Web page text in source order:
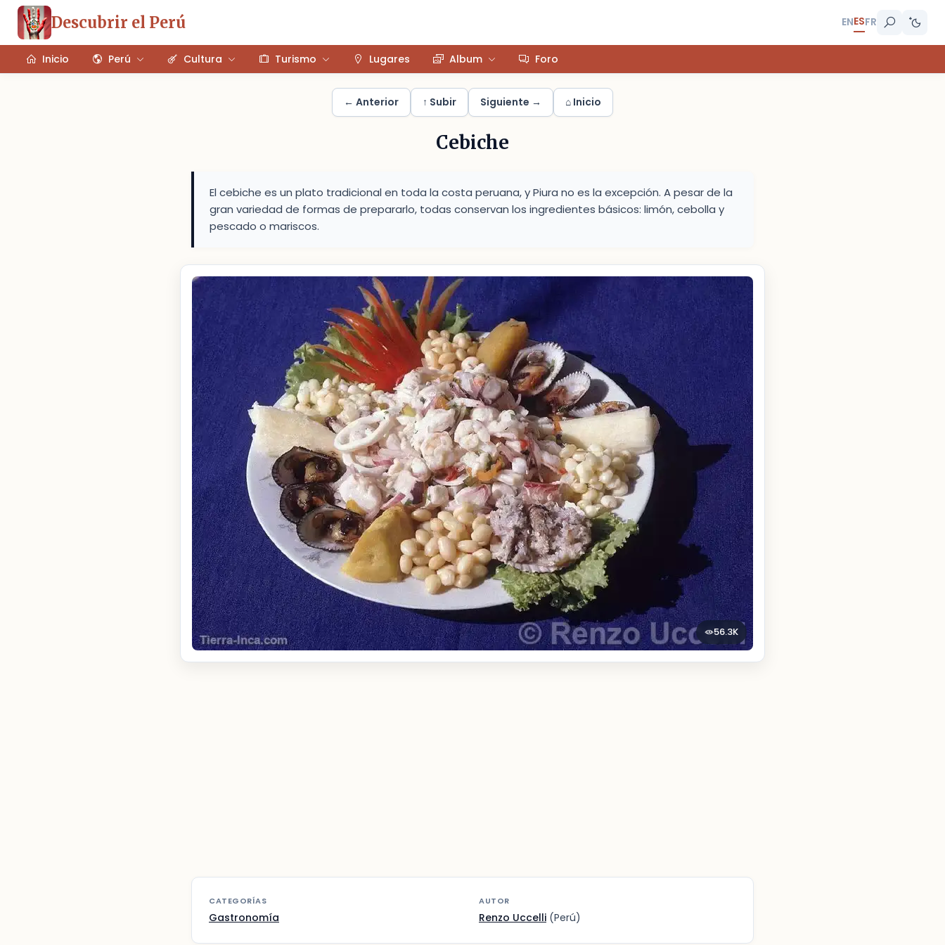
Descubrir el Perú ENESFR
Inicio Perú Cultura Turismo Lugares Album Foro
← Anterior ↑ Subir Siguiente → ⌂ Inicio
Cebiche
El cebiche es un plato tradicional en toda la costa peruana, y Piura no es la excepción. A pesar de la
gran variedad de formas de prepararlo, todas conservan los ingredientes básicos: limón, cebolla y
pescado o mariscos.
56.3K
CATEGORÍAS
Gastronomía
AUTOR
Renzo Uccelli (Perú)